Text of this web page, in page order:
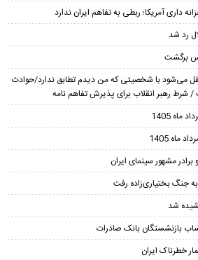
داری آمریکا؛ ربطی به تفاهم ایران ندارد
رد شد
برگشت
می‌شود با شخصیتی که من دیدم تطابق ندارد/حوادث
رهبر انقلاب برای پذیرش تفاهم نامه
مشهور سینمای ایران
جنگ بختیاری‌زاده رفت
شد
خطرناک ایران